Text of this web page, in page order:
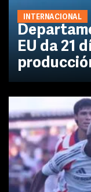
INTERNACIONAL
EU da 21